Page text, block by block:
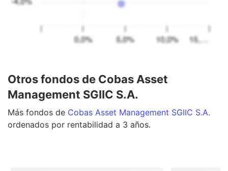
Otros fondos de Cobas Asset
Management SGIIC S.A.
Más fondos de Cobas Asset Management SGIIC S.A.
ordenados por rentabilidad a 3 años.